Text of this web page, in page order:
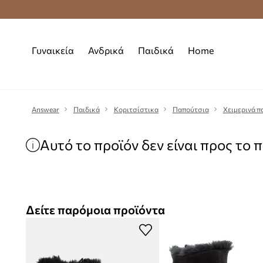
Δωρεάν
Γυναικεία Ανδρικά Παιδικά Home
Answear Παιδικά Κοριτσίστικα Παπούτσια Χειμερινά
Αυτό το προϊόν δεν είναι προς το
Δείτε παρόμοια προϊόντα